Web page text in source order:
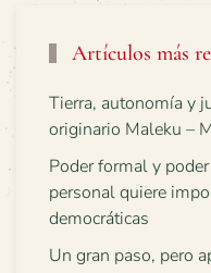
Artículos más
Tierra, autonomía y
originario Maleku –
Poder formal y
personal quiere
democráticas
Un gran paso, pero